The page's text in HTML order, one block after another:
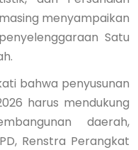
menyampaikan
Satu
bahwa penyusunan
harus mendukung
daerah,
Renstra Perangkat